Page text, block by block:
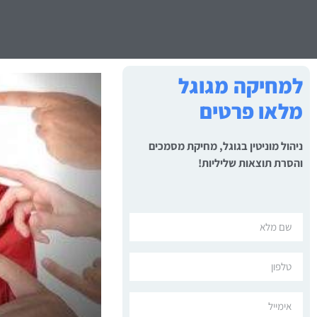
למחיקה מגוגל
מלאו פרטים
ניהול מוניטין בגוגל, מחיקת מסמכים
והסרת תוצאות שליליות!